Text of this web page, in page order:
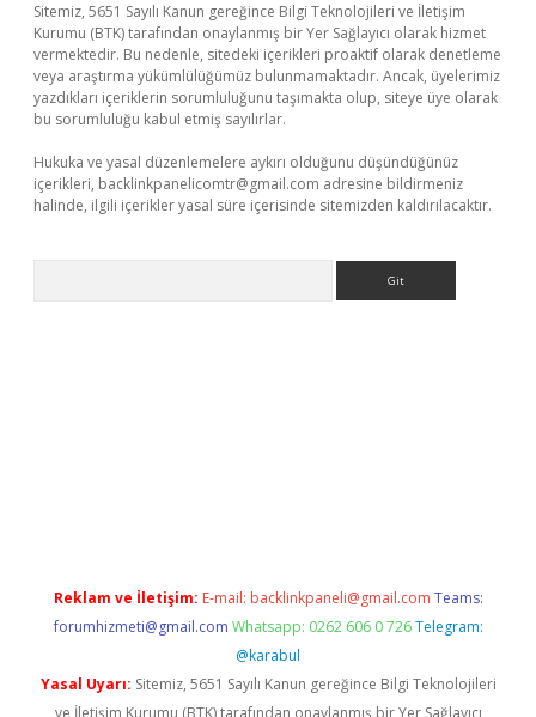
Sitemiz, 5651 Sayılı Kanun gereğince Bilgi Teknolojileri ve İletişim
Kurumu (BTK) tarafından onaylanmış bir Yer Sağlayıcı olarak hizmet
vermektedir. Bu nedenle, sitedeki içerikleri proaktif olarak denetleme
veya araştırma yükümlülüğümüz bulunmamaktadır. Ancak, üyelerimiz
yazdıkları içeriklerin sorumluluğunu taşımakta olup, siteye üye olarak
bu sorumluluğu kabul etmiş sayılırlar.
Hukuka ve yasal düzenlemelere aykırı olduğunu düşündüğünüz
içerikleri, backlinkpanelicomtr@gmail.com adresine bildirmeniz
halinde, ilgili içerikler yasal süre içerisinde sitemizden kaldırılacaktır.
Reklam ve İletişim: E-mail: backlinkpaneli@gmail.com Teams:
forumhizmeti@gmail.com Whatsapp: 0262 606 0 726 Telegram:
@karabul
Yasal Uyarı: Sitemiz, 5651 Sayılı Kanun gereğince Bilgi Teknolojileri
ve İletişim Kurumu (BTK) tarafından onaylanmış bir Yer Sağlayıcı